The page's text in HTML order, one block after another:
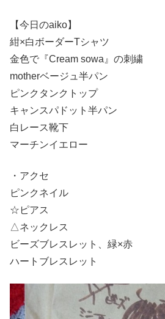
【今日のaiko】
紺×白ボーダーTシャツ
金色で『Cream sowa』の刺繍
motherベージュ半パン
ピンクタンクトップ
キャンスパドット半パン
白レース靴下
マーチンイエロー
・アクセ
ピンクネイル
☆ピアス
△ネックレス
ビーズブレスレット、緑×赤
ハートブレスレット